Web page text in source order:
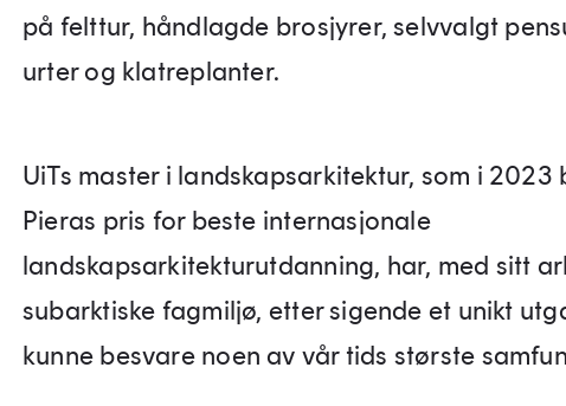
på felttur, håndlagde brosjyrer, selvvalgt
urter og klatreplanter.
UiTs master i landskapsarkitektur, som i 2023
Pieras pris for beste internasjonale
landskapsarkitekturutdanning, har, med sitt
subarktiske fagmiljø, etter sigende et unikt
kunne besvare noen av vår tids største